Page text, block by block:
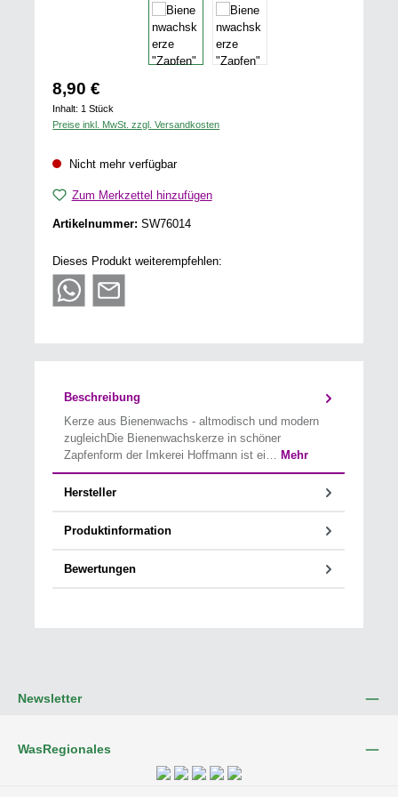
Regulärer Preis:
8,90 €
Inhalt: 1 Stück
Preise inkl. MwSt. zzgl. Versandkosten
Nicht mehr verfügbar
Zum Merkzettel hinzufügen
Artikelnummer:SW76014
Dieses Produkt weiterempfehlen:
Beschreibung
Kerze aus Bienenwachs - altmodisch und modern
zugleichDie Bienenwachskerze in schöner
Zapfenform der Imkerei Hoffmann ist ei…
Mehr
Hersteller
Produktinformation
Bewertungen
Newsletter
WasRegionales